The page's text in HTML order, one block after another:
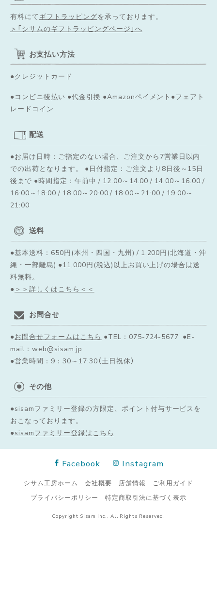
有料にて ギフトラッピングを承っております。
＞「シサムのギフトラッピングページ」へ
お支払い方法
●クレジットカード
●コンビニ後払い ●代金引換 ●Amazonペイメント●フェアト
レードコイン
配送
●お届け日時：ご指定のない場合、ご注文から7営業日以内
での出荷となります。
●日付指定：ご注文より8日後～15日
後まで ●時間指定：午前中 / 12:00～14:00 / 14:00～16:00 /
16:00～18:00 / 18:00～20:00 / 18:00～21:00 / 19:00～
21:00
送料
●基本送料：650円(本州・四国・九州) / 1,200円(北海道・沖
縄・一部離島) ●11,000円(税込)以上お買い上げの場合は送
料無料。
● ＞＞詳しくはこちら＜＜
お問合せ
●お問合せフォームはこちら ●TEL：075-724-5677 ●E-
mail：web@sisam.jp
●営業時間：9：30～17:30（土日祝休）
その他
●sisamファミリー登録の方限定、ポイント付与サービスを
おこなっております。
●sisamファミリー登録はこちら
Facebook Instagram
シサム工房ホーム 会社概要 店舗情報
ご利用ガイド
プライバシーポリシー
特定商取引法に基づく表示
Copyright Sisam inc., All Rights Reserved.